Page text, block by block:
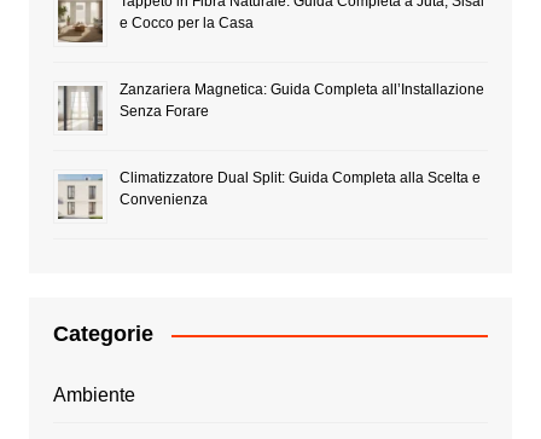
e Cocco per la Casa
Zanzariera Magnetica: Guida Completa all’Installazione
Senza Forare
Climatizzatore Dual Split: Guida Completa alla Scelta e
Convenienza
Categorie
Ambiente